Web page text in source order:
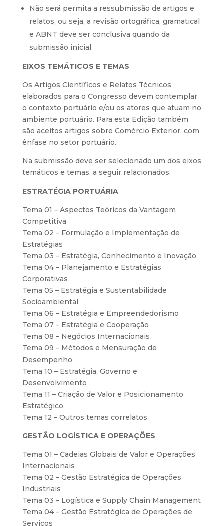
Não será permita a ressubmissão de artigos e
relatos, ou seja, a revisão ortográfica, gramatical
e ABNT deve ser conclusiva quando da
submissão inicial.
EIXOS TEMÁTICOS E TEMAS
Os Artigos Científicos e Relatos Técnicos
elaborados para o Congresso devem contemplar
o contexto portuário e/ou os atores que atuam no
ambiente portuário. Para esta Edição também
são aceitos artigos sobre Comércio Exterior, com
ênfase no setor portuário.
Na submissão deve ser selecionado um dos eixos
temáticos e temas, a seguir relacionados:
ESTRATÉGIA PORTUÁRIA
Tema 01 – Aspectos Teóricos da Vantagem
Competitiva
Tema 02 – Formulação e Implementação de
Estratégias
Tema 03 – Estratégia, Conhecimento e Inovação
Tema 04 – Planejamento e Estratégias
Corporativas
Tema 05 – Estratégia e Sustentabilidade
Socioambiental
Tema 06 – Estratégia e Empreendedorismo
Tema 07 – Estratégia e Cooperação
Tema 08 – Negócios Internacionais
Tema 09 – Métodos e Mensuração de
Desempenho
Tema 10 – Estratégia, Governo e
Desenvolvimento
Tema 11 – Criação de Valor e Posicionamento
Estratégico
Tema 12 – Outros temas correlatos
GESTÃO LOGÍSTICA E OPERAÇÕES
Tema 01 – Cadeias Globais de Valor e Operações
Internacionais
Tema 02 – Gestão Estratégica de Operações
Industriais
Tema 03 – Logística e Supply Chain Management
Tema 04 – Gestão Estratégica de Operações de
Serviços